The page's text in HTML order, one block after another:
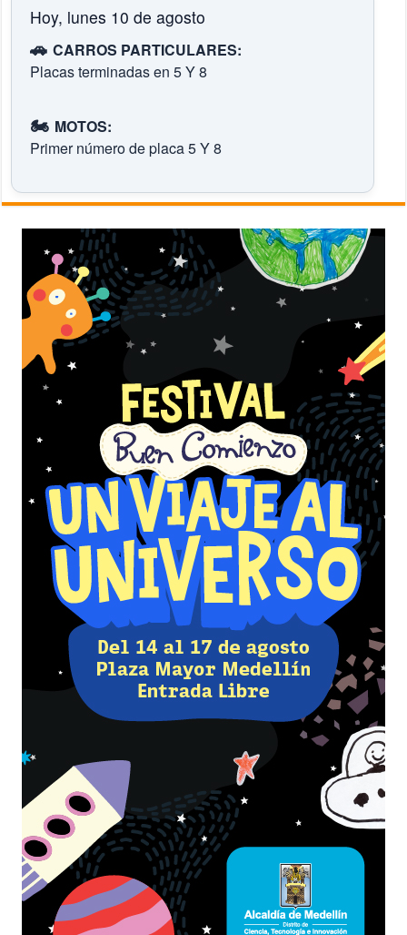
Hoy, lunes 10 de agosto
🚗 CARROS PARTICULARES:
Placas terminadas en 5 Y 8
🏍️ MOTOS:
Primer número de placa 5 Y 8